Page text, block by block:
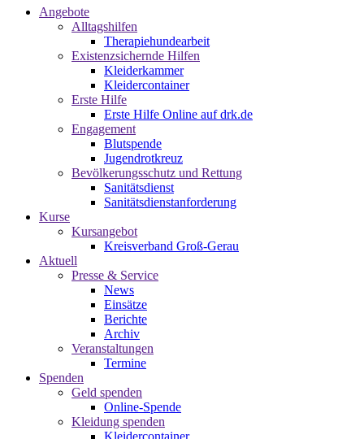
Angebote
Alltagshilfen
Therapiehundearbeit
Existenzsichernde Hilfen
Kleiderkammer
Kleidercontainer
Erste Hilfe
Erste Hilfe Online auf drk.de
Engagement
Blutspende
Jugendrotkreuz
Bevölkerungsschutz und Rettung
Sanitätsdienst
Sanitätsdienstanforderung
Kurse
Kursangebot
Kreisverband Groß-Gerau
Aktuell
Presse & Service
News
Einsätze
Berichte
Archiv
Veranstaltungen
Termine
Spenden
Geld spenden
Online-Spende
Kleidung spenden
Kleidercontainer